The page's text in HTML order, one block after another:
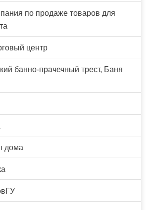
по продаже товаров для
центр
банно-прачечный трест, Баня
дома